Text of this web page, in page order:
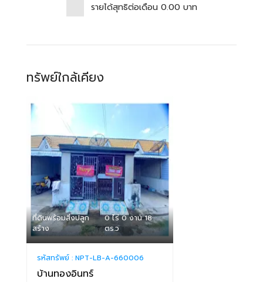
รายได้สุทธิต่อเดือน 0.00 บาท
ทรัพย์ใกล้เคียง
ที่ดินพร้อมสิ่งปลูก
สร้าง
0 ไร่ 0 งาน 18
ตร.ว
รหัสทรัพย์ : NPT-LB-A-660006
บ้านทองอินทร์